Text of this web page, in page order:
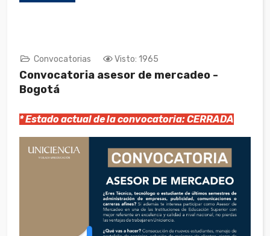
Convocatorias Visto: 1965
Convocatoria asesor de mercadeo -
Bogotá
* Estado actual de la convocatoria: CERRADA